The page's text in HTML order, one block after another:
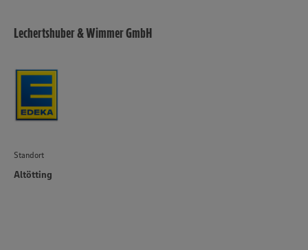
Lechertshuber & Wimmer GmbH
Standort
Altötting